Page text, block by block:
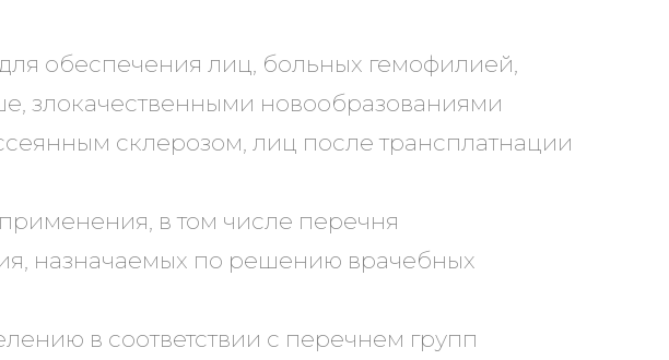
обеспечения лиц, больных гемофилией,
злокачественными новообразованиями
склерозом, лиц после трансплатнации
в том числе перечня
назначаемых по решению врачебных
в соответствии с перечнем групп